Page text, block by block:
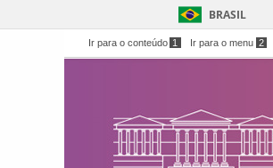
BRASIL
Ir para o conteúdo 1 Ir para o menu 2